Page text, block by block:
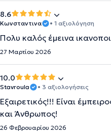
8.6
Κωνσταντινα • 1 αξιολόγηση
Πολυ καλός έμεινα
27 Μαρτίου 2026
10.0
Stavroula • 3 αξιολογήσεις
Εξαιρετικός!!! Είναι
και Άνθρωπος!
26 Φεβρουαρίου 2026